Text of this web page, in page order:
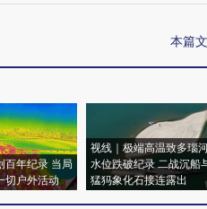
本篇
百年纪录 当局
切户外活动
视线｜极端高温致多瑙
水位跌破纪录 二战沉船
猛犸象化石接连露出